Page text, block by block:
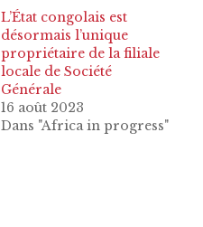
L’État congolais est
désormais l’unique
propriétaire de la filiale
locale de Société
Générale
16 août 2023
Dans "Africa in progress"